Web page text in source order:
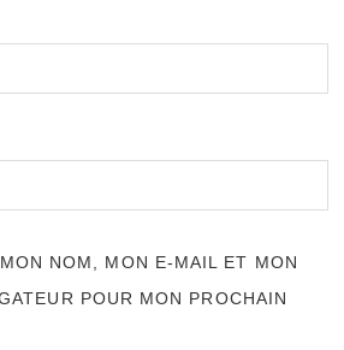
NOM, MON E-MAIL ET MON
POUR MON PROCHAIN